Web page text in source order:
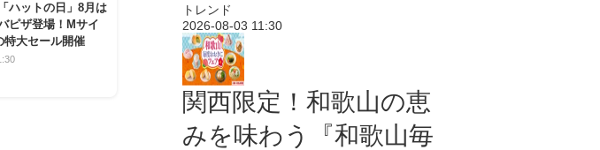
ハットの日」8月は
ピザ登場！Mサイ
特大セール開催
トレンド
2026-08-03 11:30
関西限定！和歌山の恵
みを味わう『和歌山毎